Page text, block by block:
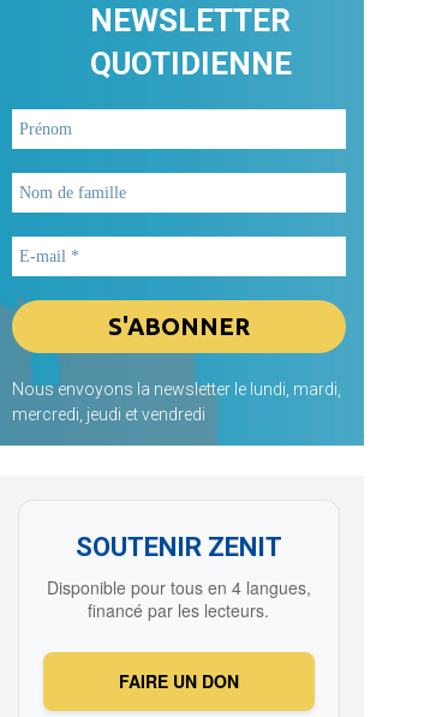
NEWSLETTER
QUOTIDIENNE
Nous envoyons la newsletter le lundi, mardi,
mercredi, jeudi et vendredi
SOUTENIR ZENIT
Disponible pour tous en 4 langues,
financé par les lecteurs.
FAIRE UN DON